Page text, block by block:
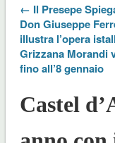
← Il Presepe
Don Giuseppe
illustra l’opera
Grizzana Morandi
fino all’8 gennaio
Castel